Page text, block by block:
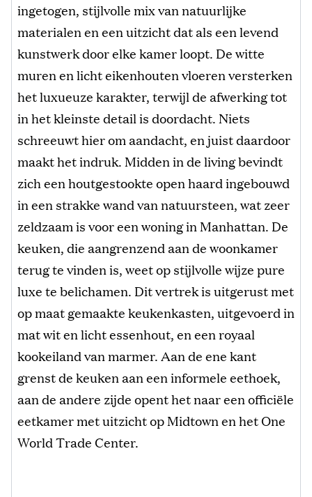
ingetogen, stijlvolle mix van natuurlijke
materialen en een uitzicht dat als een levend
kunstwerk door elke kamer loopt. De witte
muren en licht eikenhouten vloeren versterken
het luxueuze karakter, terwijl de afwerking tot
in het kleinste detail is doordacht. Niets
schreeuwt hier om aandacht, en juist daardoor
maakt het indruk. Midden in de living bevindt
zich een houtgestookte open haard ingebouwd
in een strakke wand van natuursteen, wat zeer
zeldzaam is voor een woning in Manhattan. De
keuken, die aangrenzend aan de woonkamer
terug te vinden is, weet op stijlvolle wijze pure
luxe te belichamen. Dit vertrek is uitgerust met
op maat gemaakte keukenkasten, uitgevoerd in
mat wit en licht essenhout, en een royaal
kookeiland van marmer. Aan de ene kant
grenst de keuken aan een informele eethoek,
aan de andere zijde opent het naar een officiële
eetkamer met uitzicht op Midtown en het One
World Trade Center.